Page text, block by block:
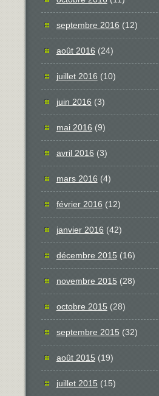
septembre 2016 (12)
août 2016 (24)
juillet 2016 (10)
juin 2016 (3)
mai 2016 (9)
avril 2016 (3)
mars 2016 (4)
février 2016 (12)
janvier 2016 (42)
décembre 2015(16)
novembre 2015(28)
octobre 2015(28)
septembre 2015(32)
août 2015(19)
juillet 2015(15)